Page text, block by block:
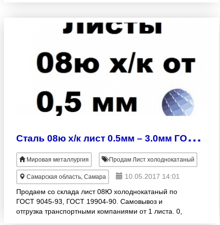
С
таль 08ю х/к лист 0.5мм – 3.0мм ГОСТ 9045-93, ГОСТ 19904-90
Мировая металлургия Продам Лист холоднокатаный
Самарская область, Самара
10.05.2017 14:01
Продаем со склада лист 08Ю холоднокатаный по
ГОСТ 9045-93, ГОСТ 19904-90. Самовывоз и
отгрузка транспортными компаниями от 1 листа. 0,